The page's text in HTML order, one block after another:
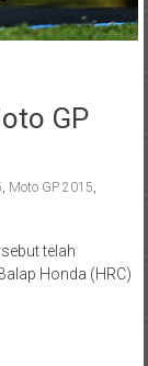
GP
Moto GP 2015
telah
Honda (HRC)